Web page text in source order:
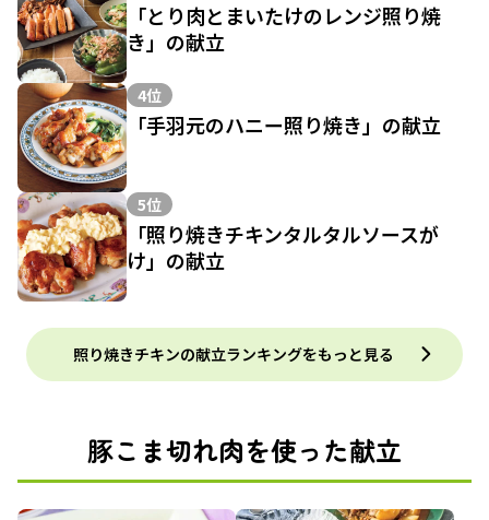
「とり肉とまいたけのレンジ照り焼
き」の献立
4位
「手羽元のハニー照り焼き」の献立
5位
「照り焼きチキンタルタルソースが
け」の献立
照り焼きチキンの献立ランキングをもっと見る
豚こま切れ肉を使った献立